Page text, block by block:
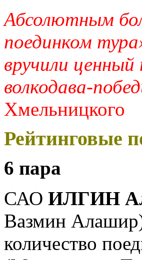
Абсолютным
поединком
вручили
волкодава-
Хмельницкого
Рейтинговые
6 пара
САО ИЛГИН
Вазмин
количество